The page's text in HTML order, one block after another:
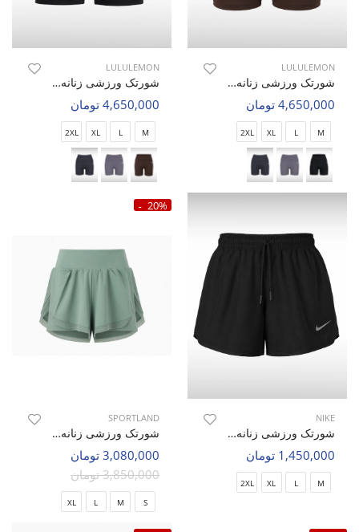
LULULEMON
شورتک ورزشی زنانه لولولمون Glow Fit W
4,650,000 تومان
M
L
XL
2XL
LULULEMON
شورتک ورزشی زنانه لولولمون Glow Fit W
4,650,000 تومان
M
L
XL
2XL
NIKE
شورتک ورزشی زنانه نایک Nike Avalon W
1,450,000 تومان
M
L
XL
2XL
20%
SPORTLAND
شورتک ورزشی زنانه اسپورتلند Pulse Fit W
3,080,000 تومان
3,850,000 تومان
S
M
L
XL